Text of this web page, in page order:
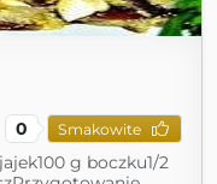
0 Smakowite
g boczku1/2